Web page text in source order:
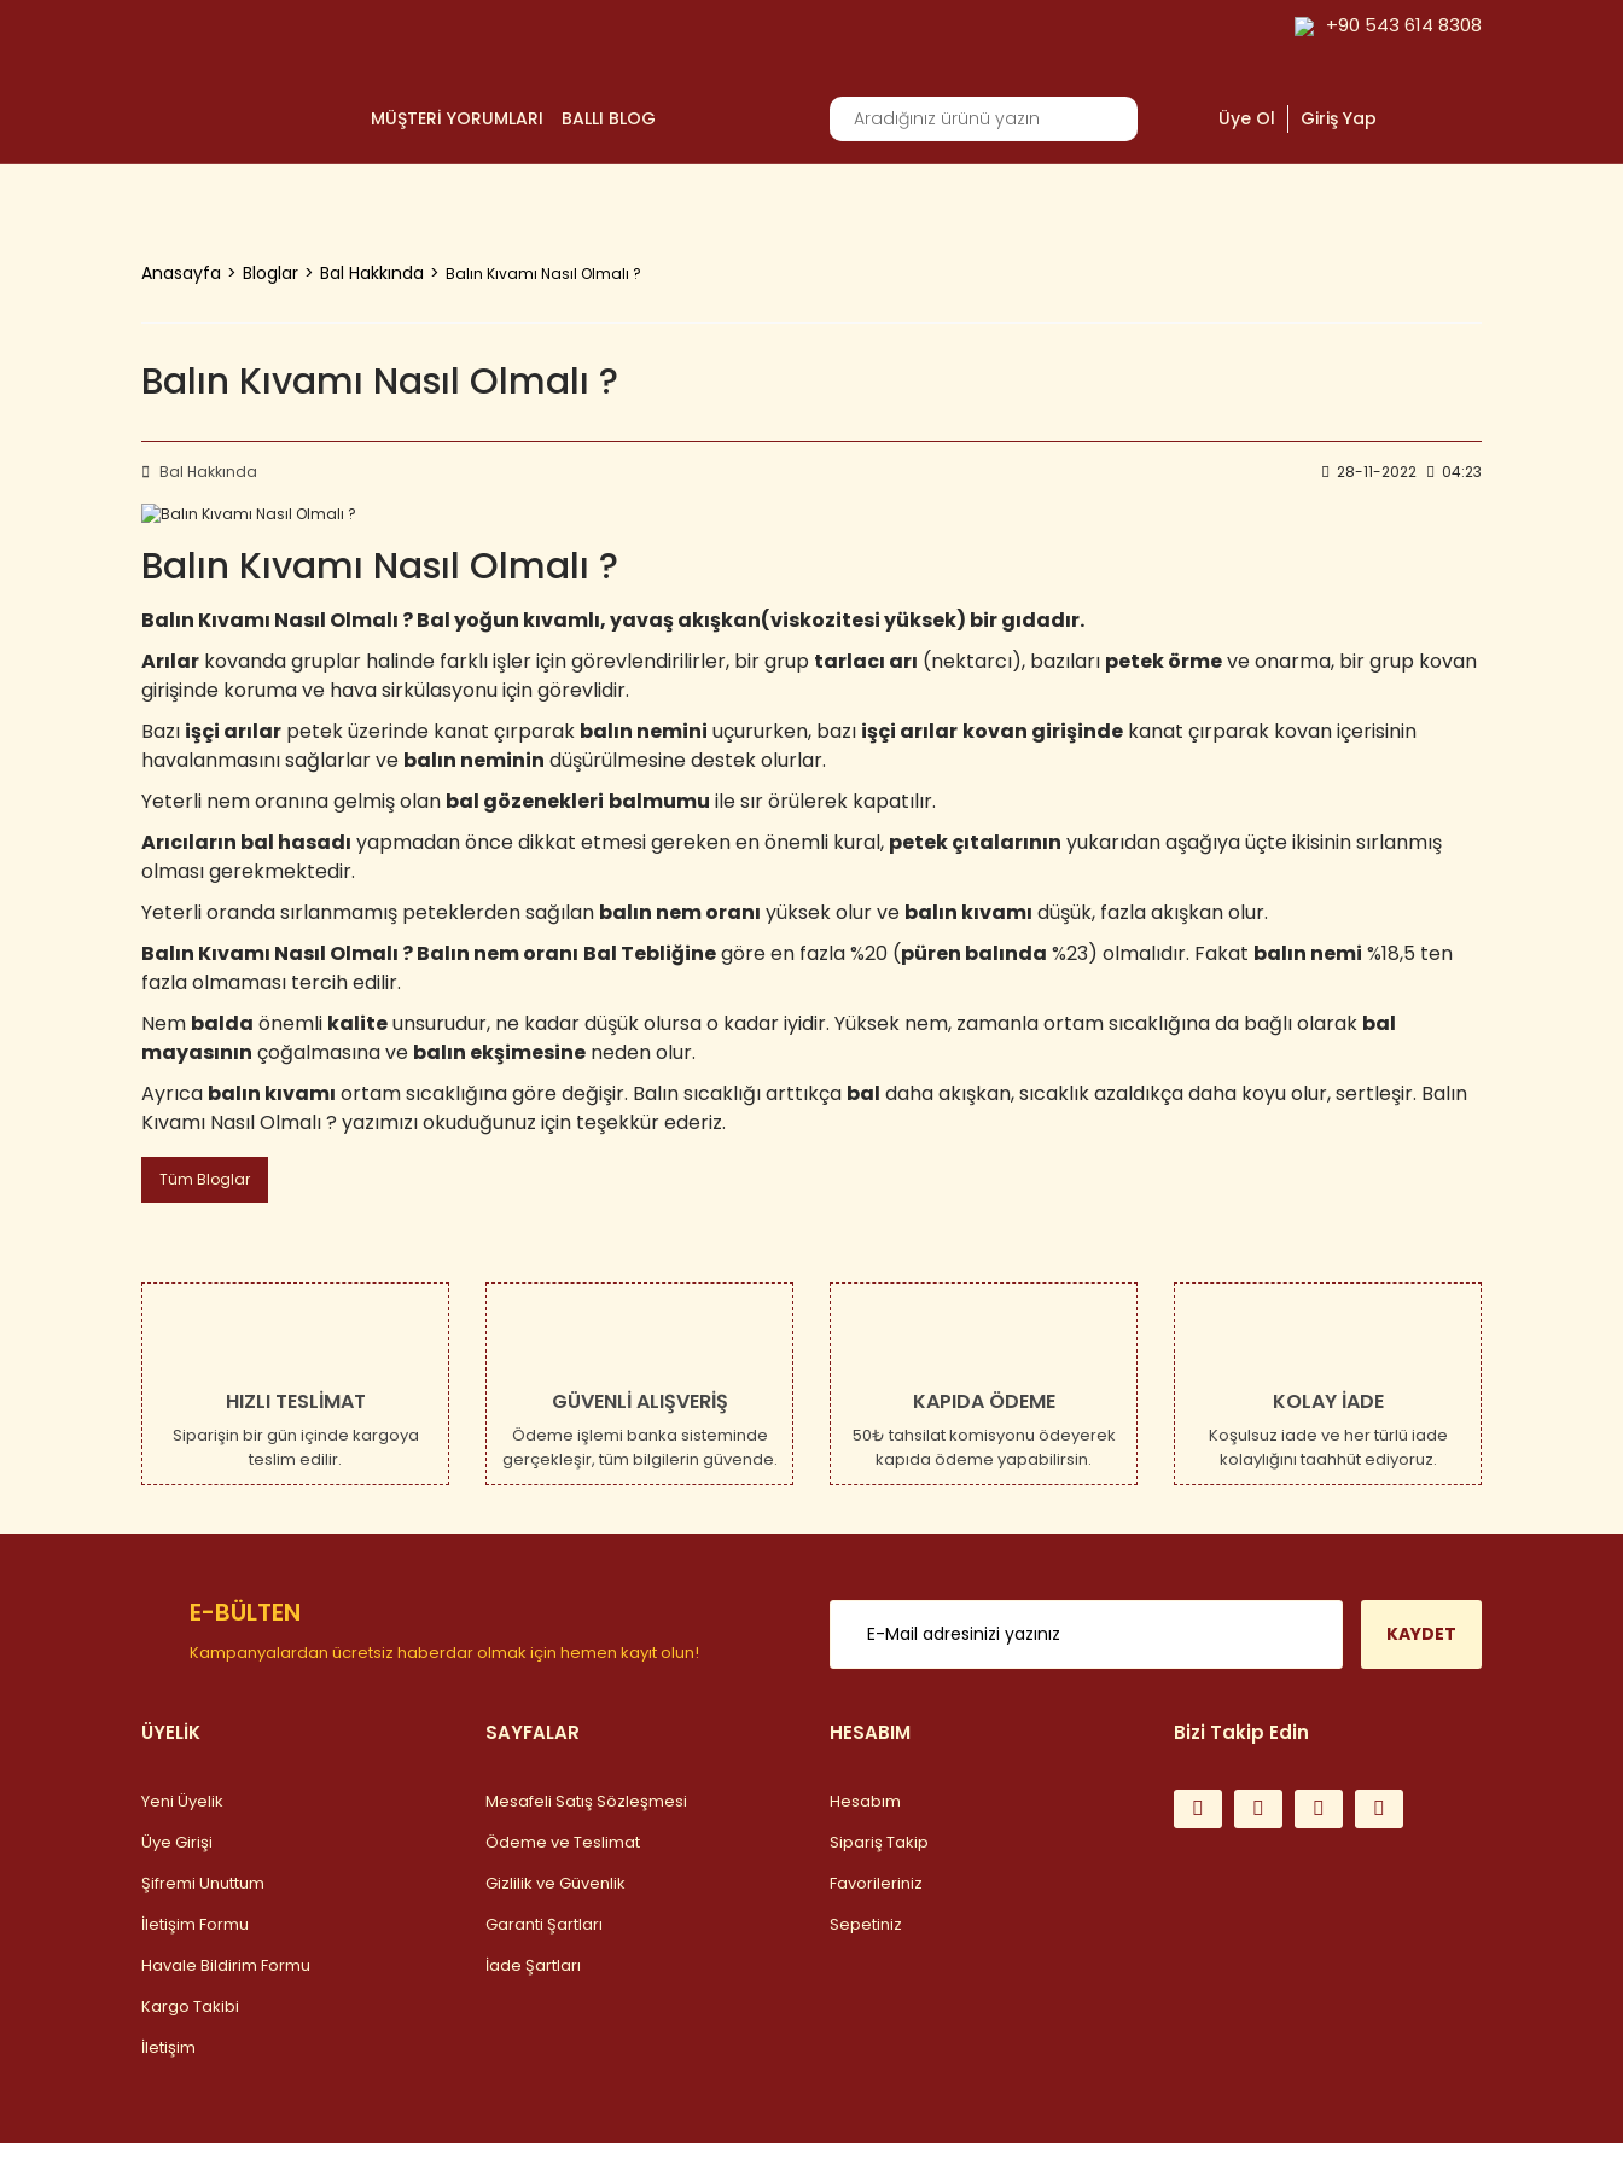
+90 543 614 8308
MÜŞTERİ YORUMLARI BALLI BLOG Üye Ol Giriş Yap
Anasayfa Bloglar Bal Hakkında Balın Kıvamı Nasıl Olmalı ?
Balın Kıvamı Nasıl Olmalı ?
Bal Hakkında 28-11-2022 04:23
Balın Kıvamı Nasıl Olmalı ?
Balın Kıvamı Nasıl Olmalı ? Bal yoğun kıvamlı, yavaş akışkan(viskozitesi yüksek) bir gıdadır.
Arılar kovanda gruplar halinde farklı işler için görevlendirilirler, bir grup tarlacı arı (nektarcı), bazıları petek örmeve onarma, bir grup kovan
girişinde koruma ve hava sirkülasyonu için görevlidir.
Bazı işçi arılar petek üzerinde kanat çırparak balın nemini uçururken, bazı işçi arılar kovan girişinde kanat çırparak kovan içerisinin
havalanmasını sağlarlar ve balın neminin düşürülmesine destek olurlar.
Yeterli nem oranına gelmiş olan bal gözenekleri balmumu ile sır örülerek kapatılır.
Arıcıların bal hasadı yapmadan önce dikkat etmesi gereken en önemli kural, petek çıtalarının yukarıdan aşağıya üçte ikisinin sırlanmış
olması gerekmektedir.
Yeterli oranda sırlanmamış peteklerden sağılan balın nem oranı yüksek olur ve balın kıvamı düşük, fazla akışkan olur.
Balın Kıvamı Nasıl Olmalı ? Balın nem oranı Bal Tebliğinegöre en fazla %20 (püren balında %23) olmalıdır. Fakat balın nemi %18,5 ten
fazla olmaması tercih edilir.
Nem balda önemli kaliteunsurudur, ne kadar düşük olursa o kadar iyidir. Yüksek nem, zamanla ortam sıcaklığına da bağlı olarak bal
mayasının çoğalmasına ve balın ekşimesine neden olur.
Ayrıca balın kıvamı ortam sıcaklığına göre değişir. Balın sıcaklığı arttıkça bal daha akışkan, sıcaklık azaldıkça daha koyu olur, sertleşir. Balın
Kıvamı Nasıl Olmalı ? yazımızı okuduğunuz için teşekkür ederiz.
Tüm Bloglar
HIZLI TESLİMAT
Siparişin bir gün içinde kargoya
teslim edilir.
GÜVENLİ ALIŞVERİŞ
Ödeme işlemi banka sisteminde
gerçekleşir, tüm bilgilerin güvende.
KAPIDA ÖDEME
50₺ tahsilat komisyonu ödeyerek
kapıda ödeme yapabilirsin.
KOLAY İADE
Koşulsuz iade ve her türlü iade
kolaylığını taahhüt ediyoruz.
E-BÜLTEN
Kampanyalardan ücretsiz haberdar olmak için hemen kayıt olun!
KAYDET
ÜYELİK
Yeni Üyelik
Üye Girişi
Şifremi Unuttum
İletişim Formu
Havale Bildirim Formu
Kargo Takibi
İletişim
SAYFALAR
Mesafeli Satış Sözleşmesi
Ödeme ve Teslimat
Gizlilik ve Güvenlik
Garanti Şartları
İade Şartları
HESABIM
Hesabım
Sipariş Takip
Favorileriniz
Sepetiniz
Bizi Takip Edin